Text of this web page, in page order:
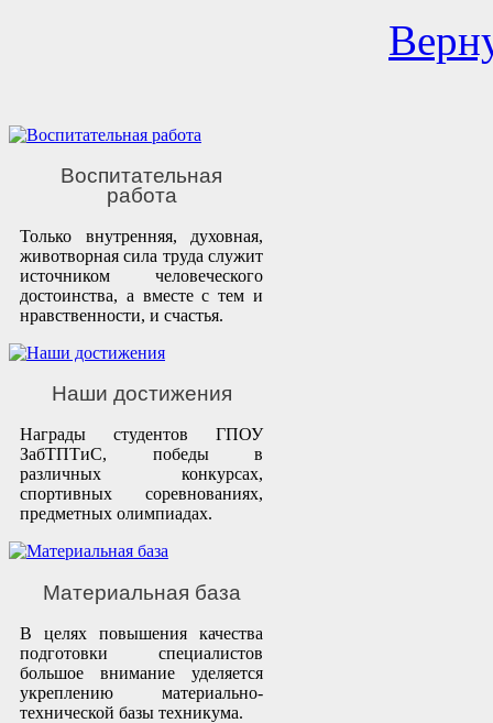
Воспитательная
работа
Только внутренняя, духовная,
животворная сила труда служит
источником человеческого
достоинства, а вместе с тем и
нравственности, и счастья.
Наши достижения
Награды студентов ГПОУ
ЗабТПТиС, победы в
различных конкурсах,
спортивных соревнованиях,
предметных олимпиадах.
Материальная база
В целях повышения качества
подготовки специалистов
большое внимание уделяется
укреплению материально-
технической базы техникума.